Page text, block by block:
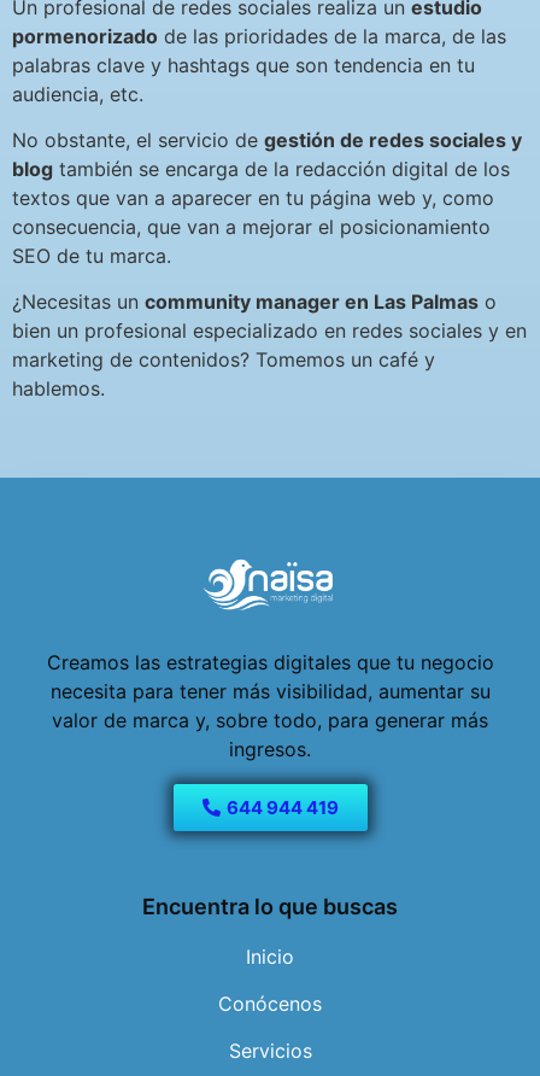
Un profesional de redes sociales realiza un estudio
pormenorizado de las prioridades de la marca, de las
palabras clave y hashtags que son tendencia en tu
audiencia, etc.
No obstante, el servicio de gestión de redes sociales y
blog también se encarga de la redacción digital de los
textos que van a aparecer en tu página web y, como
consecuencia, que van a mejorar el posicionamiento
SEO de tu marca.
¿Necesitas un community manager en Las Palmas o
bien un profesional especializado en redes sociales y en
marketing de contenidos? Tomemos un café y
hablemos.
Creamos las estrategias digitales que tu negocio
necesita para tener más visibilidad, aumentar su
valor de marca y, sobre todo, para generar más
ingresos.
644 944 419
Encuentra lo que buscas
Inicio
Conócenos
Servicios